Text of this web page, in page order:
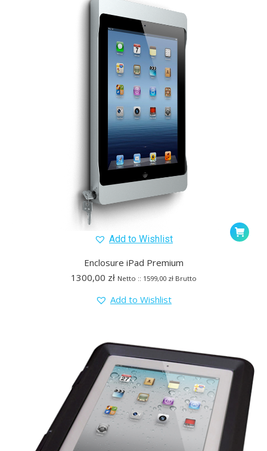
Add to Wishlist
Enclosure iPad Premium
1300,00 zł Netto :: 1599,00 złBrutto
Add to Wishlist